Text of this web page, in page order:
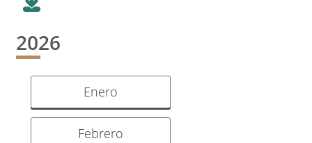
2026
Enero
Febrero